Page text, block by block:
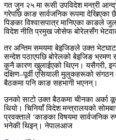
गत जुन २५ मा रूसी उपविदेश मन्त्री
गरेपछि काङ सार्वजनिक रूपमा देखिएका
पिङका विश्वासपात्र मानिएका काङले
विदेश नीति प्रमुख जोसेफ बोरेलसँग
तर अन्तिम समयमा बेइजिङले उक्त भेटघाट
सन्देश पठाएपछि बोरेलको बेइजिङ भ्रमण
कुनै कारण खुलाईएको थिएन। यसैगरी,
दक्षिण–पूर्वी एसियाली मुलुकहरूको
बैठकमा पनि काङ सहभागी भएनन्।
उनको साटो उक्त बैठकमा चीनका अर्का
थियो। चिनियाँ विदेश मन्त्रालयको
प्रवक्ताले ‘काङका विषयमा
भनेकी थिइन्। नेपालआज